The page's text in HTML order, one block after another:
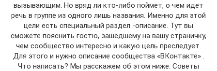
вызывающим. Но вряд ли кто-либо поймет, о чем идет
речь в группе из одного лишь названия. Именно для этой
цели есть специальный раздел -описание. Тут вы
сможете пояснить гостю, зашедшему на вашу страничку,
чем сообщество интересно и какую цель преследует.
Для этого и нужно описание сообщества «ВКонтакте» .
Что написать? Мы расскажем об этом ниже. Советы